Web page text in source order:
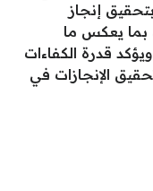
إنجاز
بما يعكس ما
قدرة الكفاءات
الإنجازات في